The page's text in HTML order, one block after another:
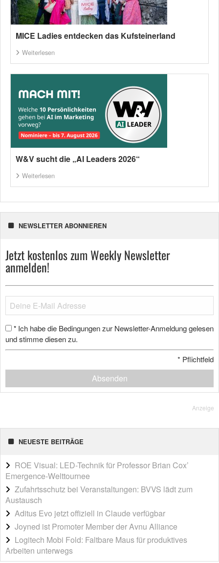
MICE Ladies entdecken das Kufsteinerland
Weiterlesen
W&V sucht die „AI Leaders 2026“
Weiterlesen
NEWSLETTER ABONNIEREN
Jetzt kostenlos zum Weekly Newsletter
anmelden!
* Ich habe die Bedingungen zur Newsletter-Anmeldung gelesen
und stimme diesen zu.
* Pflichtfeld
Absenden
Anzeige
NEUESTE BEITRÄGE
ROE Visual: LED-Technik für Professor Brian Cox’
Emergence-Welttournee
Zufahrtsschutz bei Veranstaltungen: BVVS lädt zum
Austausch
Aditus Evo jetzt offiziell in Claude verfügbar
Joyned ist Promoter Member der Avnu Alliance
Logitech Mobi Fold: Faltbare Maus für produktives
Arbeiten unterwegs